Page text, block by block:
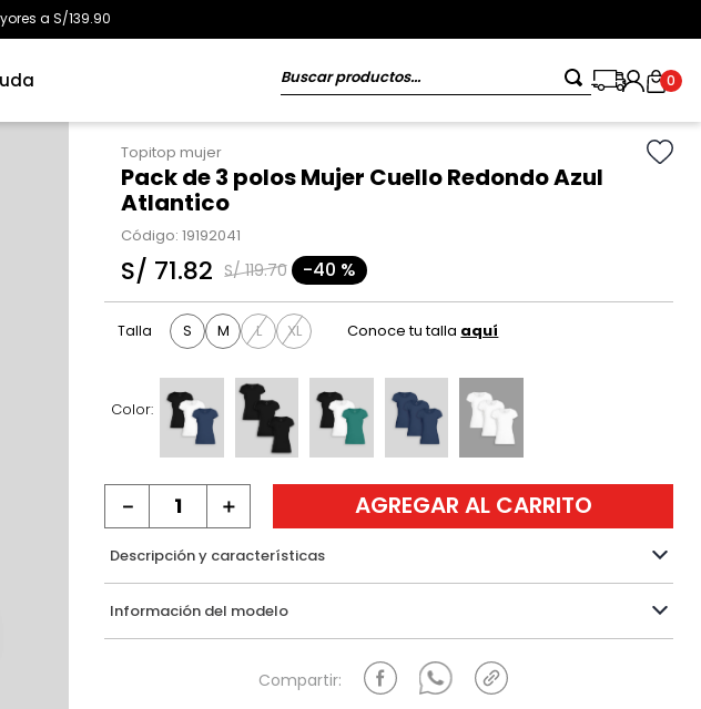
a S/139.90
Buscar productos... 0
Topitop mujer
Pack de 3 polos Mujer Cuello Redondo Azul
Atlantico
Código:19192041
S/ 71.82 S/ 119.70 -40 %
Talla S M L XL Conoce tu talla aquí
Color:
＋
－ AGREGAR AL CARRITO
Descripción y características
Información del modelo